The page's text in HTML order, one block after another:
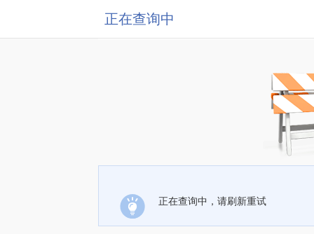
正在查询中
正在查询中，请刷新重试